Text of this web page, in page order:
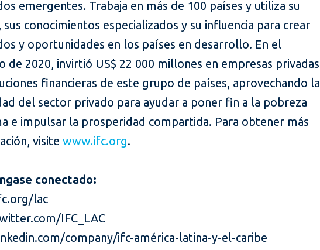
emergentes. Trabaja en más de 100 países y utiliza su
sus conocimientos especializados y su influencia para crear
y oportunidades en los países en desarrollo. En el
de 2020, invirtió US$ 22 000 millones en empresas privadas
financieras de este grupo de países, aprovechando la
del sector privado para ayudar a poner fin a la pobreza
e impulsar la prosperidad compartida. Para obtener más
visitewww.ifc.org.
conectado:
lac
IFC_LAC
company/ifc-américa-latina-y-el-caribe